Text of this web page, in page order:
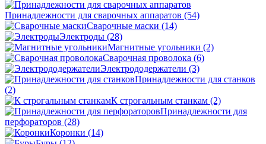
Принадлежности для сварочных аппаратов (54)
Сварочные маски (14)
Электроды (28)
Магнитные угольники (2)
Сварочная проволока (6)
Электрододержатели (3)
Принадлежности для станков
(2)
К строгальным станкам (2)
Принадлежности для
перфораторов (28)
Коронки (14)